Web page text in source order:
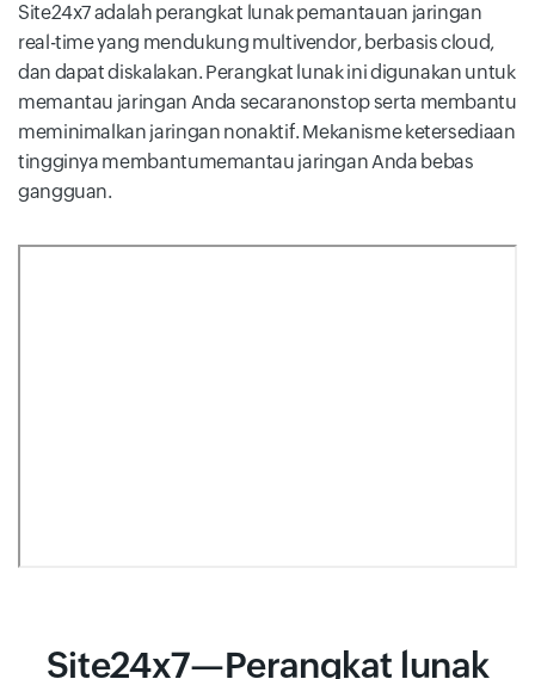
Site24x7 adalah perangkat lunak pemantauan jaringan
real-time yang mendukung multivendor, berbasis cloud,
dan dapat diskalakan. Perangkat lunak ini digunakan untuk
memantau jaringan Anda secaranonstop serta membantu
meminimalkan jaringan nonaktif. Mekanisme ketersediaan
tingginya membantumemantau jaringan Anda bebas
gangguan.
Site24x7—Perangkat lunak